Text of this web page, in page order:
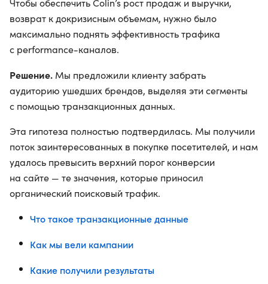
Чтобы обеспечить Colin’s рост продаж и выручки,
возврат к докризисным объемам, нужно было
максимально поднять эффективность трафика
с performance-каналов.
Решение. Мы предложили клиенту забрать
аудиторию ушедших брендов, выделяя эти сегменты
с помощью транзакционных данных.
Эта гипотеза полностью подтвердилась. Мы получили
поток заинтересованных в покупке посетителей, и нам
удалось превысить верхний порог конверсии
на сайте — те значения, которые приносил
органический поисковый трафик.
Что такое транзакционные данные
Как мы вели кампании
Какие получили результаты